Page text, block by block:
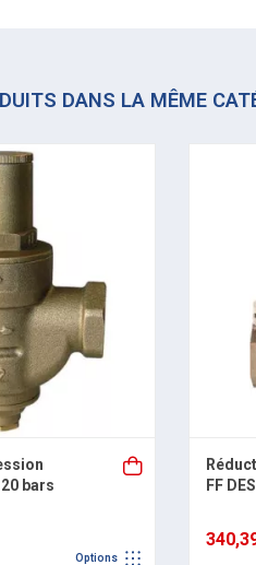
DANS LA MÊME
bars
Options
FF